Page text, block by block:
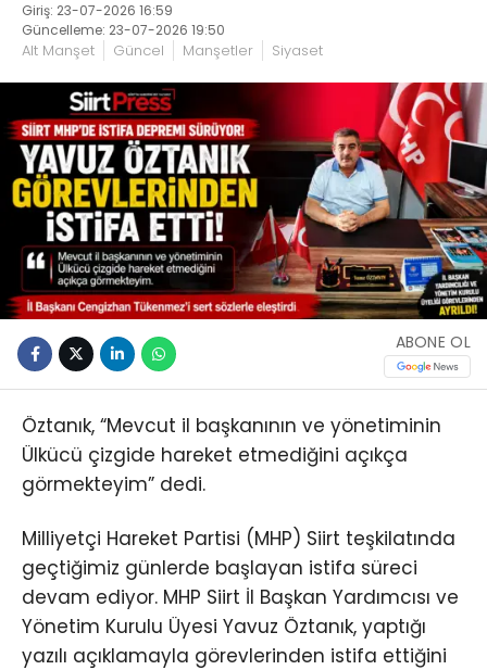
Giriş: 23-07-2026 16:59
Güncelleme: 23-07-2026 19:50
Alt Manşet Güncel Manşetler Siyaset
ABONE OL
Öztanık, “Mevcut il başkanının ve yönetiminin
Ülkücü çizgide hareket etmediğini açıkça
görmekteyim” dedi.
Milliyetçi Hareket Partisi (MHP) Siirt teşkilatında
geçtiğimiz günlerde başlayan istifa süreci
devam ediyor. MHP Siirt İl Başkan Yardımcısı ve
Yönetim Kurulu Üyesi Yavuz Öztanık, yaptığı
yazılı açıklamayla görevlerinden istifa ettiğini